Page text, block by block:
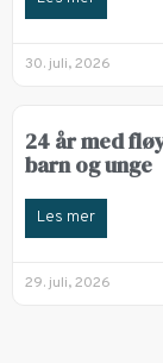
30. juli, 2026
24 år med
barn og unge
Les mer
29. juli, 2026